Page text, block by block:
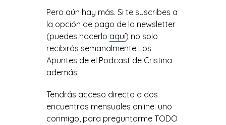
Pero aún hay más. Si te suscribes a
la opción de pago de la newsletter
(puedes hacerlo aquí) no solo
recibirás semanalmente Los
Apuntes de el Podcast de Cristina
además:
Tendrás acceso directo a dos
encuentros mensuales online: uno
conmigo, para preguntarme TODO